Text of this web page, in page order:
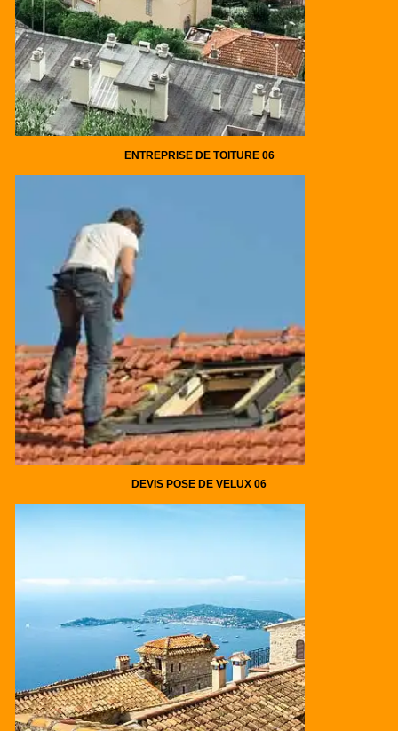
ENTREPRISE DE TOITURE 06
DEVIS POSE DE VELUX 06